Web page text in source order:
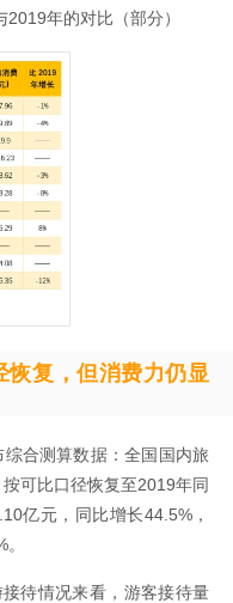
年的对比（部分）
恢复，但消费力仍显
合测算数据：全国国内旅
可比口径恢复至2019年同
亿元，同比增长44.5%，
待情况来看，游客接待量